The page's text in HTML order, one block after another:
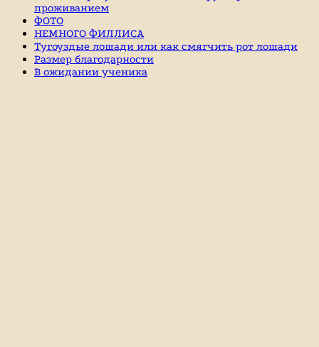
проживанием
ФОТО
НЕМНОГО ФИЛЛИСА
Тугоуздые лошади или как смягчить рот лошади
Размер благодарности
В ожидании ученика